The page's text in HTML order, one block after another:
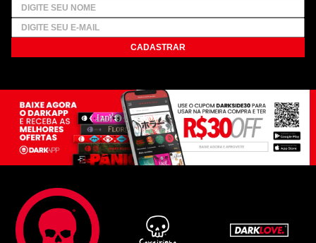
CADASTRAR